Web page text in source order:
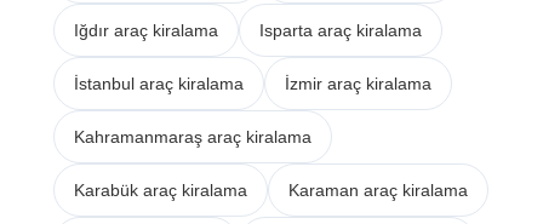
Iğdır araç kiralama Isparta araç kiralama
İstanbul araç kiralama İzmir araç kiralama
Kahramanmaraş araç kiralama
Karabük araç kiralama Karaman araç kiralama